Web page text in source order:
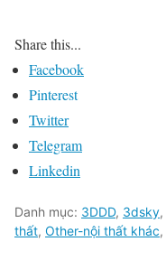
Share this...
Facebook
Pinterest
Twitter
Telegram
Linkedin
Danh mục: 3DDD, 3dsky,
thất, Other-nội thất khác,